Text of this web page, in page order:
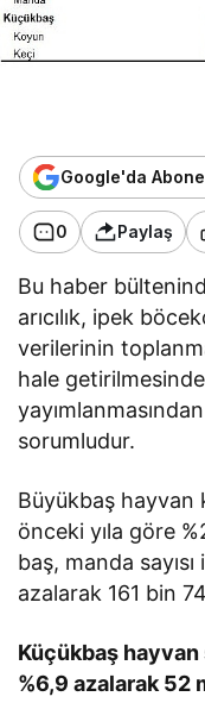
Google'da
0 Paylaş
Bu haber
arıcılık, ipek
verilerinin
hale
sorumludur.
Büyükbaş hayvan
önceki yıla göre
baş, manda
azalarak 161 bin
Küçükbaş hayvan
%6,9 azalarak 52